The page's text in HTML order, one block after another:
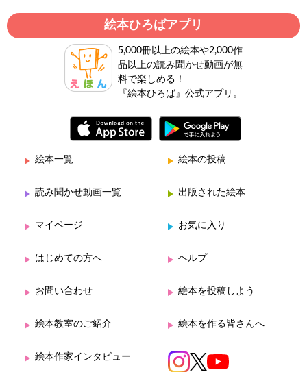
絵本ひろばアプリ
5,000冊以上の絵本や2,000作
品以上の読み聞かせ動画が無
料で楽しめる！
『絵本ひろば』公式アプリ。
絵本一覧 絵本の投稿
読み聞かせ動画一覧 出版された絵本
マイページ お気に入り
はじめての方へ ヘルプ
お問い合わせ 絵本を投稿しよう
絵本教室のご紹介 絵本を作る皆さんへ
絵本作家インタビュー